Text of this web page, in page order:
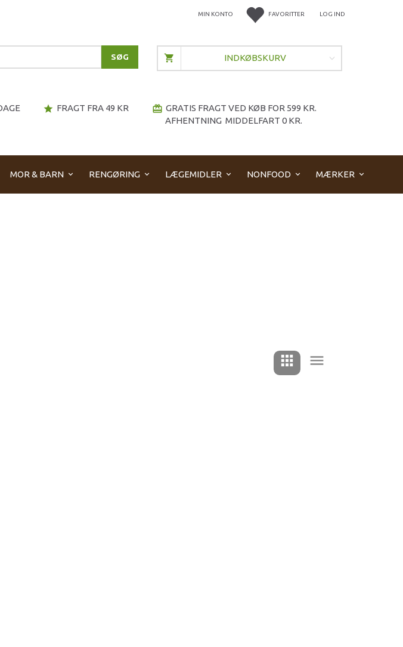
FAVORITTER LOG IND
MIN KONTO
SØG
star FRAGT FRA 49 KR redeem GRATIS FRAGT VED KØB FOR 599 KR.
AFHENTNING MIDDELFART 0 KR.
INDKØBSKURV
MOR & BARN RENGØRING LÆGEMIDLER NONFOOD MÆRKER